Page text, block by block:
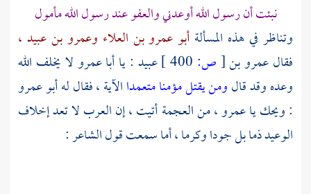
نبئت أن رسول الله أوعدني والعفو عند رسول الله مأمول
وتناظر في هذه المسألة أبو عمرو بن العلاء وعمرو بن عبيد ،
فقالعمرو بن[ص: عبيد : ياأبا عمرولا يخلف الله
وعده وقد قالومن يقتل مؤمنا متعمداالآية ، فقال لهأبو عمرو
: ويحك ياعمرو ،من العجمة أتيت ، إن العرب لا تعد إخلاف
الوعيد ذما بل جودا وكرما ، أما سمعت قول الشاعر :